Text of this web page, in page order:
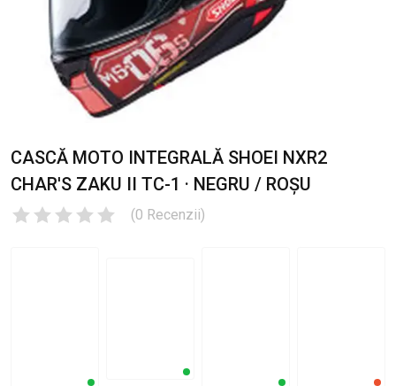
CASCĂ MOTO INTEGRALĂ SHOEI NXR2
CHAR'S ZAKU II TC-1 · NEGRU / ROȘU
(0 Recenzii)